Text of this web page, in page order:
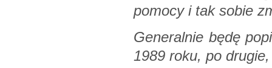
pomocy i tak sobie
Generalnie będę
1989 roku, po